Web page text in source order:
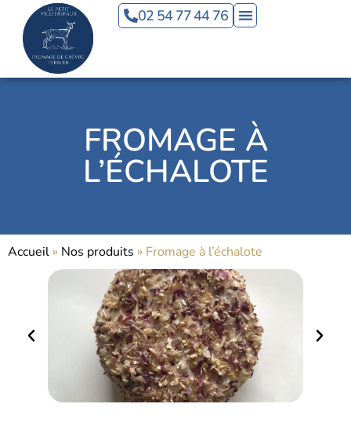
02 54 77 44 76
FROMAGE À
L’ÉCHALOTE
Accueil » Nos produits » Fromage à l’échalote
Panneau de gestion des cookies